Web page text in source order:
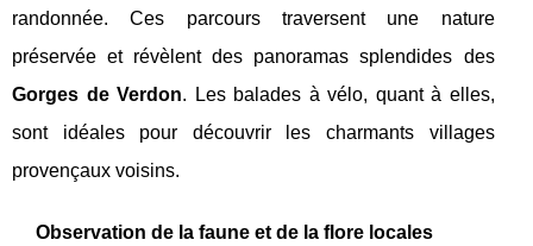
randonnée. Ces parcours traversent une nature
préservée et révèlent des panoramas splendides des
Gorges de Verdon. Les balades à vélo, quant à elles,
sont idéales pour découvrir les charmants villages
provençaux voisins.
Observation de la faune et de la flore locales